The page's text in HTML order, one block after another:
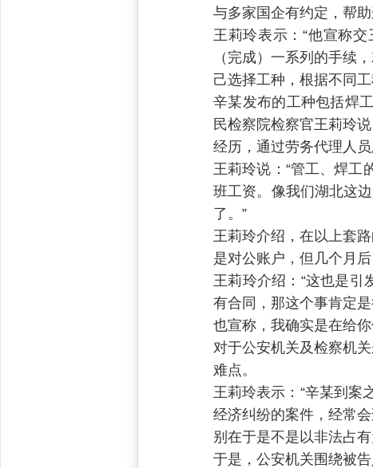
与多家国企有约定，帮
王莉玲表示：“他宣称
（完成）一系列的手续
己选择工种，根据不同
辛某发布的工种包括焊
民检察院检察官王莉玲
经历，通过劳务代理人
王莉玲说：“管工、焊工
班工资。像我们湖北这
了。”
王莉玲介绍，在以上套
是对公账户，但几个月
王莉玲介绍：“这也是
有合同，那这个事肯定
也宣称，我确实是在给
对于公安机关及检察机
难点。
王莉玲表示：“辛某到案
经济纠纷的案件，经常
别在于是不是以非法占
于是，公安机关围绕被